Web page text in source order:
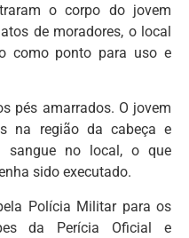
o corpo do jovem
de moradores, o local
como ponto para uso e
pés amarrados. O jovem
na região da cabeça e
sangue no local, o que
sido executado.
Polícia Militar para os
da Perícia Oficial e